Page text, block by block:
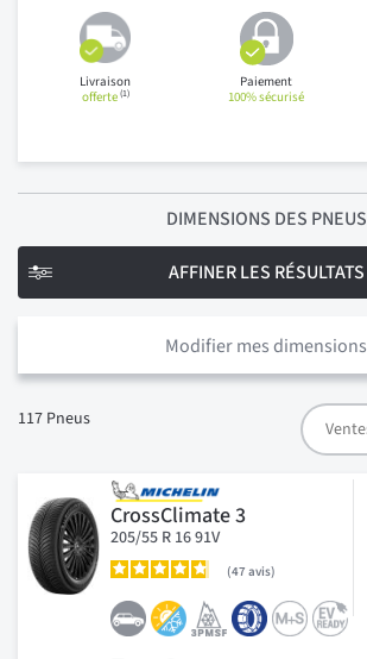
Livraison
offerte(1)
Paiement
100% sécurisé
DIMENSIONS DES PNEUS
Modifier mes dimensions
117 Pneus
CrossClimate 3
205/55 R 16 91V
47 avis
AFFINER LES RÉSULTATS